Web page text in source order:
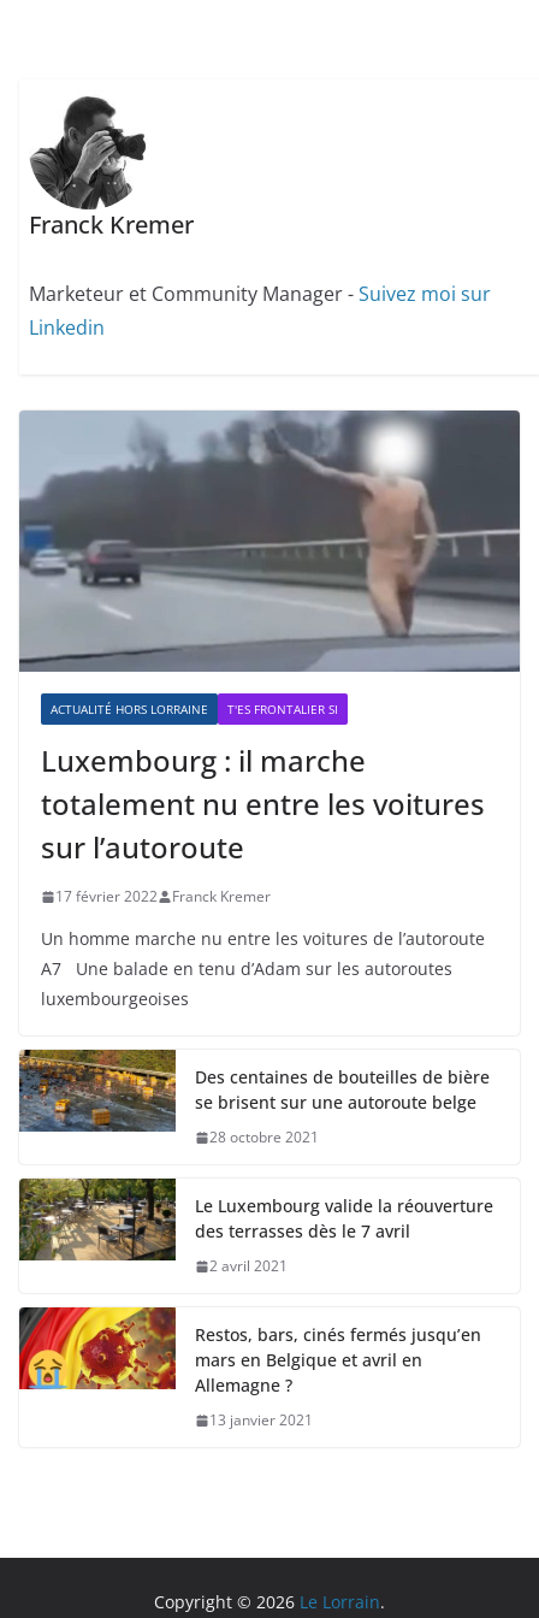
Franck Kremer
Marketeur et Community Manager -Suivez moi sur
Linkedin
ACTUALITÉ HORS LORRAINE T'ES FRONTALIER SI
Luxembourg : il marche
totalement nu entre les voitures
sur l’autoroute
17 février 2022 Franck Kremer
Un homme marche nu entre les voitures de l’autoroute
A7 Une balade en tenu d’Adam sur les autoroutes
luxembourgeoises
Des centaines de bouteilles de bière
se brisent sur une autoroute belge
28 octobre 2021
Le Luxembourg valide la réouverture
des terrasses dès le 7 avril
2 avril 2021
Restos, bars, cinés fermés jusqu’en
mars en Belgique et avril en
Allemagne ?
13 janvier 2021
Copyright © 2026 Le Lorrain.